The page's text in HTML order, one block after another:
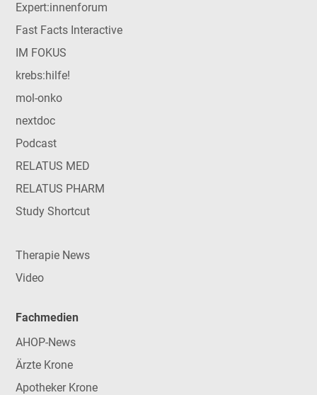
Expert:innenforum
Fast Facts Interactive
IM FOKUS
krebs:hilfe!
mol-onko
nextdoc
Podcast
RELATUS MED
RELATUS PHARM
Study Shortcut
Therapie News
Video
Fachmedien
AHOP-News
Ärzte Krone
Apotheker Krone